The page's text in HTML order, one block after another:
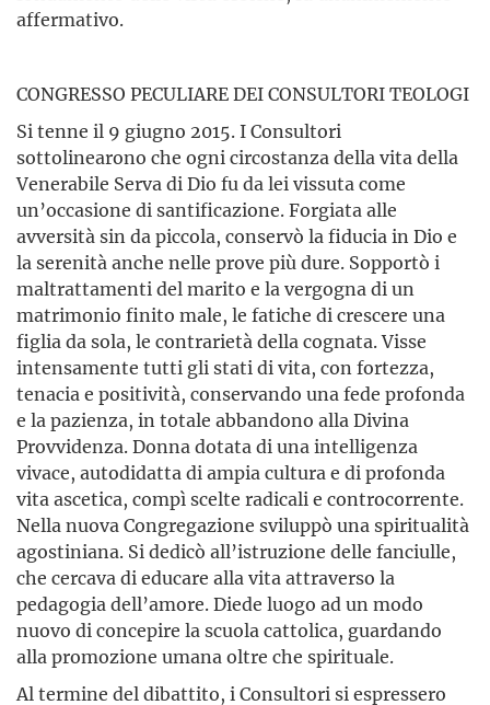
affermativo.
CONGRESSO PECULIARE DEI CONSULTORI TEOLOGI
Si tenne il 9 giugno 2015. I Consultori
sottolinearono che ogni circostanza della vita della
Venerabile Serva di Dio fu da lei vissuta come
un’occasione di santificazione. Forgiata alle
avversità sin da piccola, conservò la fiducia in Dio e
la serenità anche nelle prove più dure. Sopportò i
maltrattamenti del marito e la vergogna di un
matrimonio finito male, le fatiche di crescere una
figlia da sola, le contrarietà della cognata. Visse
intensamente tutti gli stati di vita, con fortezza,
tenacia e positività, conservando una fede profonda
e la pazienza, in totale abbandono alla Divina
Provvidenza. Donna dotata di una intelligenza
vivace, autodidatta di ampia cultura e di profonda
vita ascetica, compì scelte radicali e controcorrente.
Nella nuova Congregazione sviluppò una spiritualità
agostiniana. Si dedicò all’istruzione delle fanciulle,
che cercava di educare alla vita attraverso la
pedagogia dell’amore. Diede luogo ad un modo
nuovo di concepire la scuola cattolica, guardando
alla promozione umana oltre che spirituale.
Al termine del dibattito, i Consultori si espressero